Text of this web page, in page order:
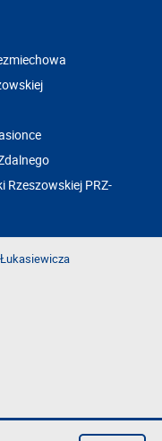
Rzeszowskiej PRZ-